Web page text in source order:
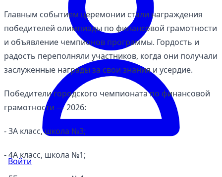
Войти
Главным событием церемонии стали награждения
победителей олимпиады по финансовой грамотности
и объявление чемпионов программы. Гордость и
радость переполняли участников, когда они получали
заслуженные награды за свои знания и усердие.
Победители городского чемпионата по финансовой
грамотности — 2026:
- 3А класс, школа №3;
- 4А класс, школа №1;